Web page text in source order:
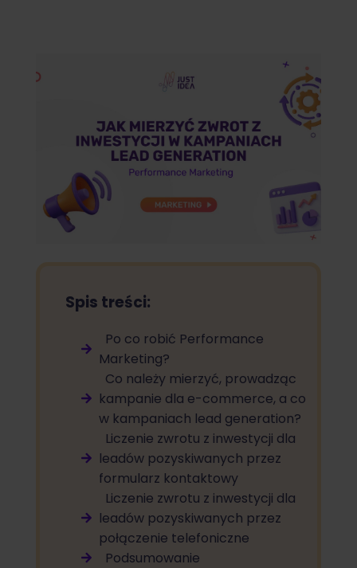
Spis treści:
Po co robić Performance
Marketing?
Co należy mierzyć, prowadząc
kampanie dla e-commerce, a co
w kampaniach lead generation?
Liczenie zwrotu z inwestycji dla
leadów pozyskiwanych przez
formularz kontaktowy
Liczenie zwrotu z inwestycji dla
leadów pozyskiwanych przez
połączenie telefoniczne
Podsumowanie